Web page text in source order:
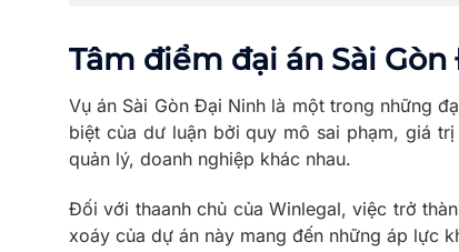
Tâm điểm đại án Sài
Vụ án Sài Gòn Đại Ninh là một trong những
biệt của dư luận bởi quy mô sai phạm, giá
quản lý, doanh nghiệp khác nhau.
Đối với thaanh chủ của Winlegal, việc trở
xoáy của dự án này mang đến những áp lực